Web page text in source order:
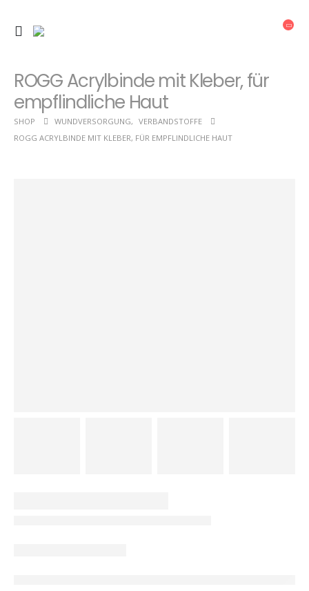
ROGG Acrylbinde mit Kleber, für
empflindliche Haut
SHOP WUNDVERSORGUNG, VERBANDSTOFFE
ROGG ACRYLBINDE MIT KLEBER, FÜR EMPFLINDLICHE HAUT